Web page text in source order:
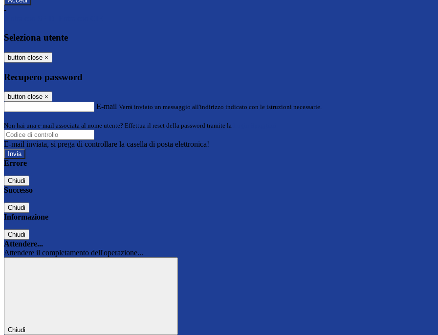
-
Seleziona utente
button close ×
Recupero password
button close ×
E-mail Verrà inviato un messaggio all'indirizzo indicato con le istruzioni necessarie.
Non hai una e-mail associata al nome utente? Effettua il reset della password tramite la
E-mail inviata, si prega di controllare la casella di posta elettronica!
Errore
Chiudi
Successo
Chiudi
Informazione
Chiudi
Attendere...
Attendere il completamento dell'operazione...
Chiudi